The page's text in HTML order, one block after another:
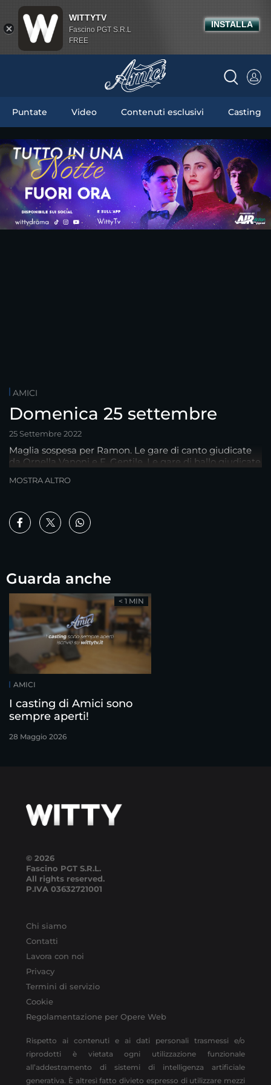
Puntate Video Contenuti esclusivi Casting
AMICI
Domenica 25 settembre
25 Settembre 2022
Maglia sospesa per Ramon. Le gare di canto giudicate
da Ornella Vanoni e F. Gentile. Le gare di ballo giudicate
MOSTRA ALTRO
Guarda anche
AMICI
I casting di Amici sono
sempre aperti!
28 Maggio 2026
< 1 MIN
© 2026
Fascino PGT S.R.L.
All rights reserved.
P.IVA 03632721001
Chi siamo
Contatti
Lavora con noi
Privacy
Termini di servizio
Cookie
Regolamentazione per Opere Web
Rispetto ai contenuti e ai dati personali trasmessi e/o
riprodotti è vietata ogni utilizzazione funzionale
all’addestramento di sistemi di intelligenza artificiale
generativa. È altresì fatto divieto espresso di utilizzare mezzi
WITTYTV
Fascino PGT S.R.L
FREE
INSTALLA